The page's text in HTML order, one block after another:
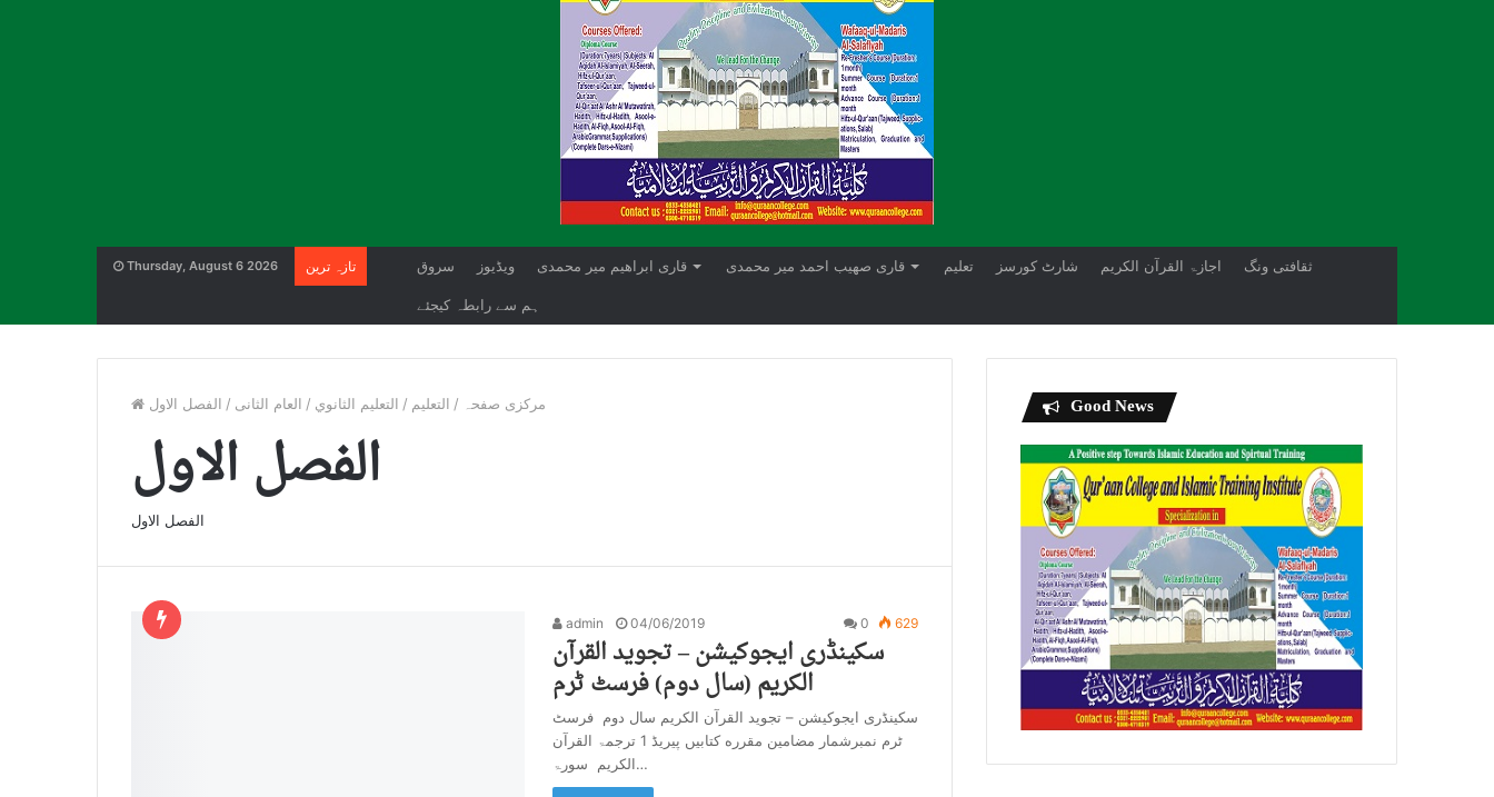
Thursday, August 6 2026 تازہ ترین سروق ویڈیوز قاری ابراهيم میر محمدی قاری صھیب احمد میر محمدی تعلیم شارٹ کورسز اجازۃ القرآن الکریم ثقافتی ونگ
ہم سے رابطہ کیجئے
مرکزی صفحہ / التعليم / التعليم الثانوي / العام الثانی / الفصل الاول
الفصل الاول
الفصل الاول
admin 04/06/2019 0 629
سکینڈری ایجوکیشن – تجوید القرآن
الکریم (سال دوم) فرسٹ ٹرم
سکینڈری ایجوکیشن – تجوید القرآن الکریم سال دوم فرسٹ
ٹرم نمبرشمار مضامین مقرره کتابیں پیریڈ 1 ترجمۃ القرآن
الکریم سورۃ…
Good News